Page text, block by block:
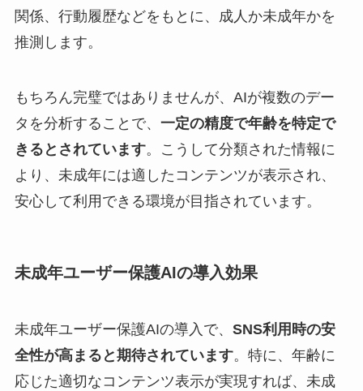
関係、行動履歴などをもとに、成人か未成年かを
推測します。
もちろん完璧ではありませんが、AIが複数のデー
タを分析することで、 一定の精度で年齢を特定で
きるとされています。こうして分類された情報に
より、未成年には適したコンテンツが表示され、
安心して利用できる環境が目指されています。
未成年ユーザー保護AIの導入効果
未成年ユーザー保護AIの導入で、 SNS利用時の安
全性が高まると期待されています。特に、年齢に
応じた適切なコンテンツ表示が実現すれば、未成